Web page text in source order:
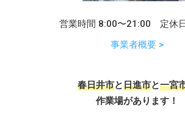
営業時間 8:00〜21:00 定休
事業者概要 >
春日井市と日進市と一宮
作業場があります！